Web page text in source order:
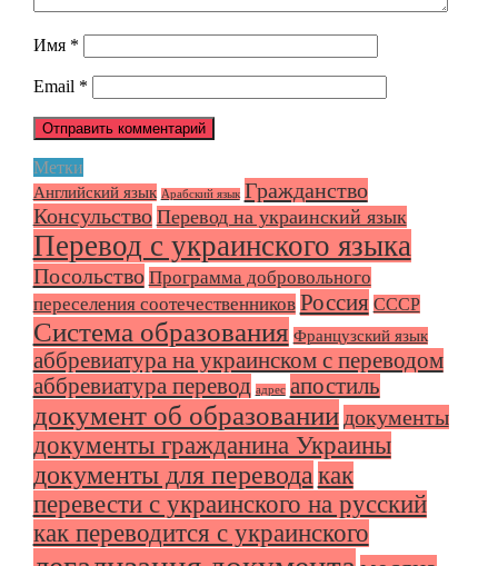
Имя *
Email *
Метки
Английский язык Арабский язык Гражданство
Консульство Перевод на украинский язык
Перевод с украинского языка
Посольство Программа добровольного
переселения соотечественников Россия СССР
Система образования Французский язык
аббревиатура на украинском с переводом
аббревиатура перевод адрес апостиль
документ об образовании документы
документы гражданина Украины
документы для перевода как
перевести с украинского на русский
как переводится с украинского